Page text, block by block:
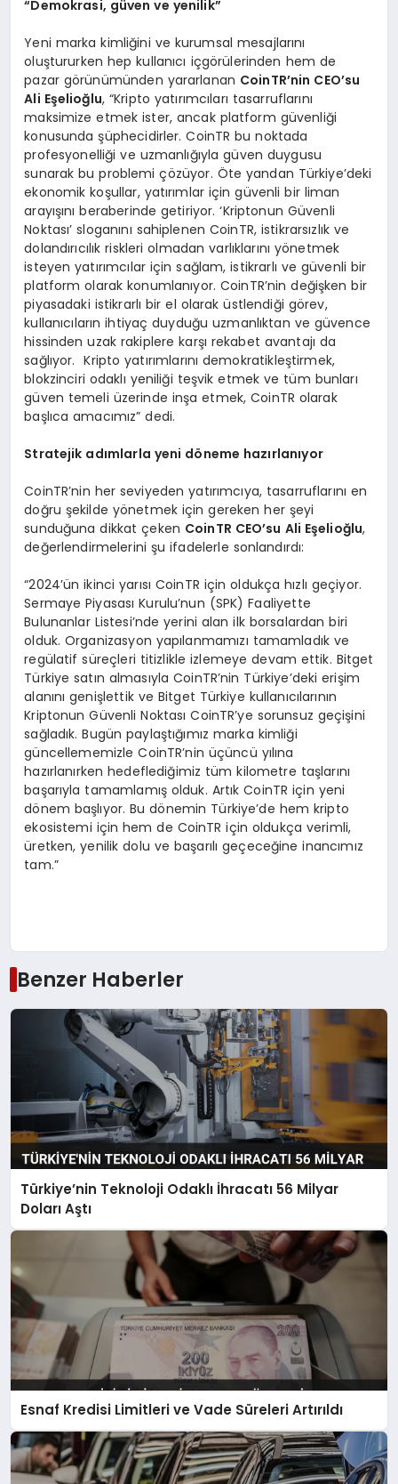
“Demokrasi, güven ve yenilik”
Yeni marka kimliğini ve kurumsal mesajlarını
oluştururken hep kullanıcı içgörülerinden hem de
pazar görünümünden yararlanan CoinTR’nin CEO’su
Ali Eşelioğlu, “Kripto yatırımcıları tasarruflarını
maksimize etmek ister, ancak platform güvenliği
konusunda şüphecidirler. CoinTR bu noktada
profesyonelliği ve uzmanlığıyla güven duygusu
sunarak bu problemi çözüyor. Öte yandan Türkiye’deki
ekonomik koşullar, yatırımlar için güvenli bir liman
arayışını beraberinde getiriyor. ‘Kriptonun Güvenli
Noktası’ sloganını sahiplenen CoinTR, istikrarsızlık ve
dolandırıcılık riskleri olmadan varlıklarını yönetmek
isteyen yatırımcılar için sağlam, istikrarlı ve güvenli bir
platform olarak konumlanıyor. CoinTR’nin değişken bir
piyasadaki istikrarlı bir el olarak üstlendiği görev,
kullanıcıların ihtiyaç duyduğu uzmanlıktan ve güvence
hissinden uzak rakiplere karşı rekabet avantajı da
sağlıyor. Kripto yatırımlarını demokratikleştirmek,
blokzinciri odaklı yeniliği teşvik etmek ve tüm bunları
güven temeli üzerinde inşa etmek, CoinTR olarak
başlıca amacımız” dedi.
Stratejik adımlarla yeni döneme hazırlanıyor
CoinTR’nin her seviyeden yatırımcıya, tasarruflarını en
doğru şekilde yönetmek için gereken her şeyi
sunduğuna dikkat çeken CoinTR CEO’su Ali Eşelioğlu,
değerlendirmelerini şu ifadelerle sonlandırdı:
“2024’ün ikinci yarısı CoinTR için oldukça hızlı geçiyor.
Sermaye Piyasası Kurulu’nun (SPK) Faaliyette
Bulunanlar Listesi’nde yerini alan ilk borsalardan biri
olduk. Organizasyon yapılanmamızı tamamladık ve
regülatif süreçleri titizlikle izlemeye devam ettik. Bitget
Türkiye satın almasıyla CoinTR’nin Türkiye’deki erişim
alanını genişlettik ve Bitget Türkiye kullanıcılarının
Kriptonun Güvenli Noktası CoinTR’ye sorunsuz geçişini
sağladık. Bugün paylaştığımız marka kimliği
güncellememizle CoinTR’nin üçüncü yılına
hazırlanırken hedeflediğimiz tüm kilometre taşlarını
başarıyla tamamlamış olduk. Artık CoinTR için yeni
dönem başlıyor. Bu dönemin Türkiye’de hem kripto
ekosistemi için hem de CoinTR için oldukça verimli,
üretken, yenilik dolu ve başarılı geçeceğine inancımız
tam.”
Benzer Haberler
Türkiye’nin Teknoloji Odaklı İhracatı 56 Milyar
Doları Aştı
Esnaf Kredisi Limitleri ve Vade Süreleri Artırıldı